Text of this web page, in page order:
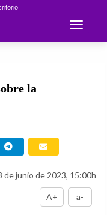
Toggle
la
de junio de 2023, 15:00h
A+ a-